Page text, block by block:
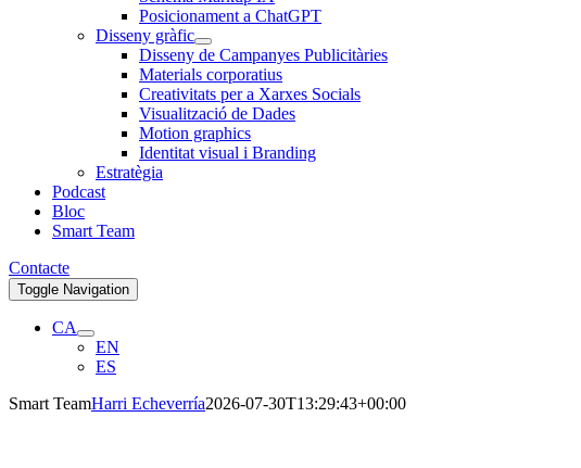
Posicionament a ChatGPT
Disseny gràfic
Disseny de Campanyes Publicitàries
Materials corporatius
Creativitats per a Xarxes Socials
Visualització de Dades
Motion graphics
Identitat visual i Branding
Estratègia
Podcast
Bloc
Smart Team
Contacte
Toggle Navigation
CA
EN
ES
Smart TeamHarri Echeverría2026-07-30T13:29:43+00:00